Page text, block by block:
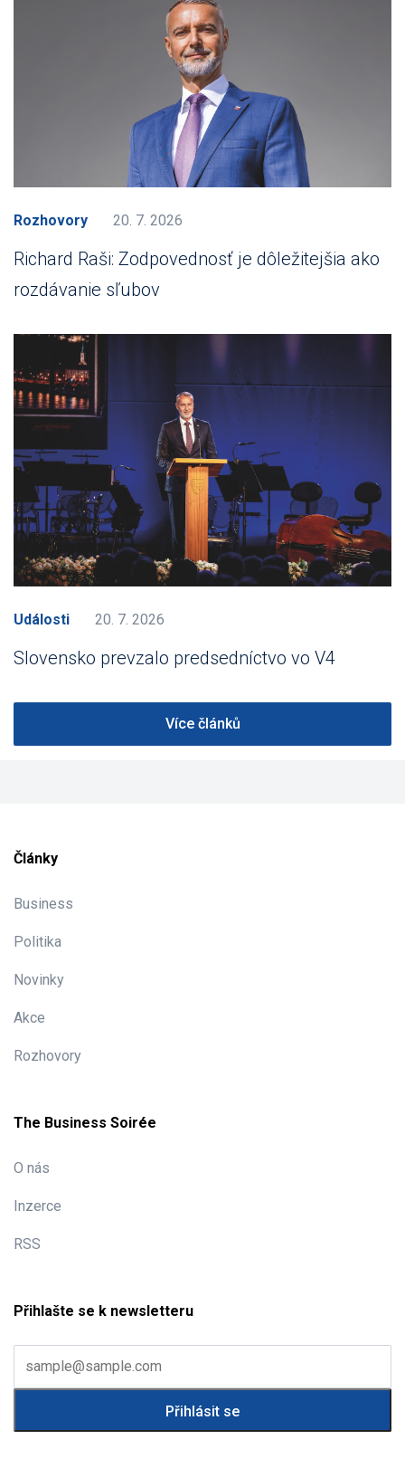
Rozhovory 20. 7. 2026
Richard Raši: Zodpovednosť je dôležitejšia ako
rozdávanie sľubov
Události 20. 7. 2026
Slovensko prevzalo predsedníctvo vo V4
Více článků
Články
Business
Politika
Novinky
Akce
Rozhovory
The Business Soirée
O nás
Inzerce
RSS
Přihlašte se k newsletteru